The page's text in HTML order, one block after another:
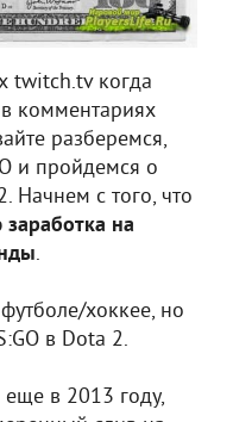
twitch.tv когда
комментариях
разберемся,
и пройдемся о
Начнем с того, что
на
.
хоккее, но
в Dota 2.
в 2013 году,